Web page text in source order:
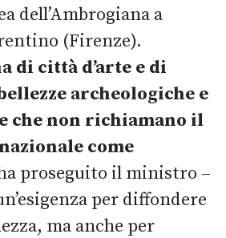
dell’Ambrogiana a
(Firenze).
di città d’arte e di
archeologiche e
che non richiamano il
come
proseguito il ministro –
per diffondere
ma anche per